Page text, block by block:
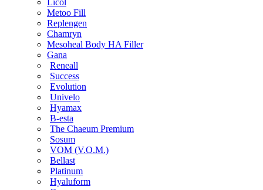
Metoo Fill
Replengen
Chamryn
Mesoheal Body HA Filler
Gana
Reneall
Success
Evolution
Univelo
Hyamax
B-esta
The Chaeum Premium
Sosum
VOM (V.O.M.)
Bellast
Platinum
Hyaluform